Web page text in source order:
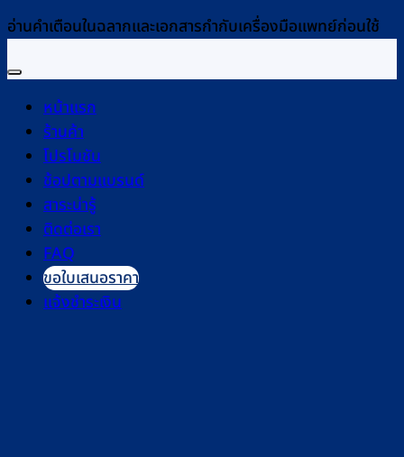
อ่านคำเตือนในฉลากและเอกสารกำกับเครื่องมือแพทย์ก่อนใช้
หน้าแรก
ร้านค้า
โปรโมชัน
ช้อปตามแบรนด์
สาระน่ารู้
ติดต่อเรา
FAQ
ขอใบเสนอราคา
แจ้งชำระเงิน